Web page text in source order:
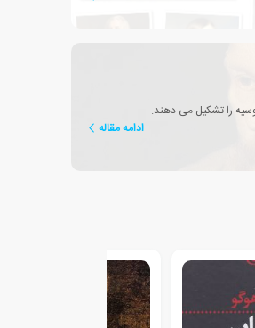
را تشکیل می دهند.
ادامه مقاله